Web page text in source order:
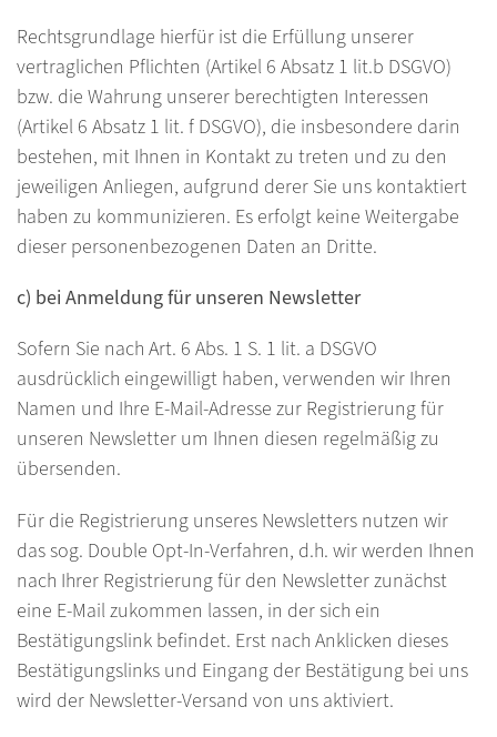
Rechtsgrundlage hierfür ist die Erfüllung unserer
vertraglichen Pflichten (Artikel 6 Absatz 1 lit.b DSGVO)
bzw. die Wahrung unserer berechtigten Interessen
(Artikel 6 Absatz 1 lit. f DSGVO), die insbesondere darin
bestehen, mit Ihnen in Kontakt zu treten und zu den
jeweiligen Anliegen, aufgrund derer Sie uns kontaktiert
haben zu kommunizieren. Es erfolgt keine Weitergabe
dieser personenbezogenen Daten an Dritte.
c) bei Anmeldung für unseren Newsletter
Sofern Sie nach Art. 6 Abs. 1 S. 1 lit. a DSGVO
ausdrücklich eingewilligt haben, verwenden wir Ihren
Namen und Ihre E-Mail-Adresse zur Registrierung für
unseren Newsletter um Ihnen diesen regelmäßig zu
übersenden.
Für die Registrierung unseres Newsletters nutzen wir
das sog. Double Opt-In-Verfahren, d.h. wir werden Ihnen
nach Ihrer Registrierung für den Newsletter zunächst
eine E-Mail zukommen lassen, in der sich ein
Bestätigungslink befindet. Erst nach Anklicken dieses
Bestätigungslinks und Eingang der Bestätigung bei uns
wird der Newsletter-Versand von uns aktiviert.